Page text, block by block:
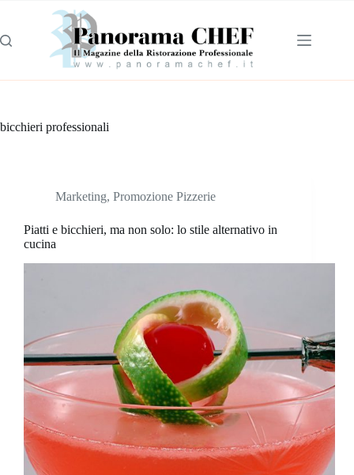
bicchieri professionali
Marketing, Promozione Pizzerie
Piatti e bicchieri, ma non solo: lo stile alternativo in
cucina